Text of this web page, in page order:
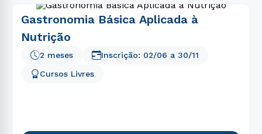
Gastronomia Básica Aplicada à
Nutrição
Cursos Livres
2 meses Inscrição: 02/06 a 30/11